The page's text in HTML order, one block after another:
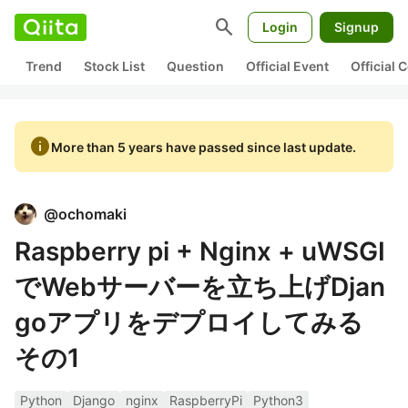
search Login Signup
Trend Stock List Question Official Event Official
infoMore than 5 years have passed since last update.
@ochomaki
Raspberry pi + Nginx + uWSGI
でWebサーバーを立ち上げDjan
goアプリをデプロイしてみる
その1
Python Django nginx RaspberryPi Python3